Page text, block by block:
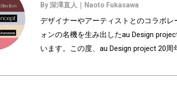
By 深澤直人｜Naoto Fukasawa
デザイナーやアーティストとのコラボ
ォンの名機を生み出したau Design
います。この度、au Design project 20
になったスペシャルなNFTコンテンツで